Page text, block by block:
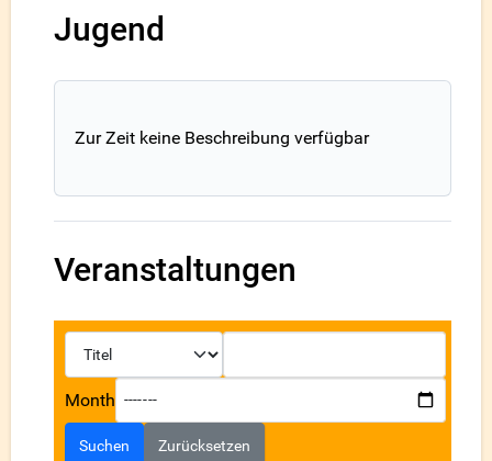
Jugend
Zur Zeit keine Beschreibung verfügbar
Veranstaltungen
Month
Suchen Zurücksetzen